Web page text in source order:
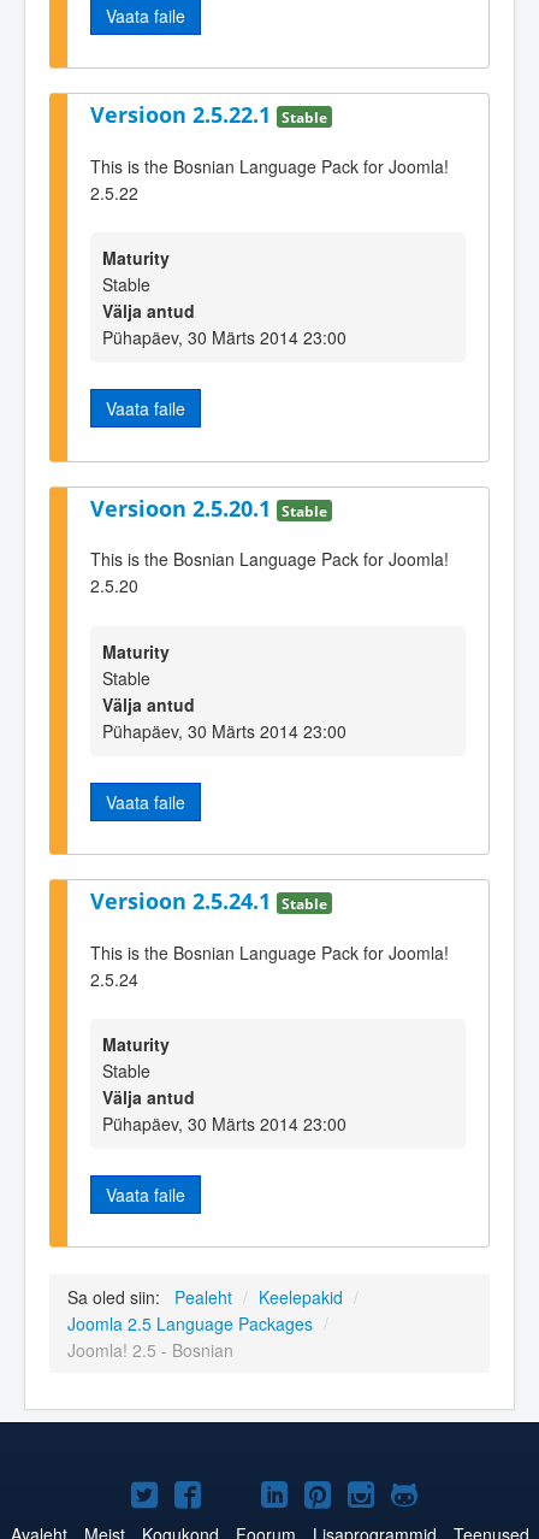
Vaata faile
Versioon 2.5.22.1 Stable
This is the Bosnian Language Pack for Joomla!
2.5.22
Maturity
Stable
Välja antud
Pühapäev, 30 Märts 2014 23:00
Vaata faile
Versioon 2.5.20.1 Stable
This is the Bosnian Language Pack for Joomla!
2.5.20
Maturity
Stable
Välja antud
Pühapäev, 30 Märts 2014 23:00
Vaata faile
Versioon 2.5.24.1 Stable
This is the Bosnian Language Pack for Joomla!
2.5.24
Maturity
Stable
Välja antud
Pühapäev, 30 Märts 2014 23:00
Vaata faile
Sa oled siin: Pealeht / Keelepakid /
Joomla 2.5 Language Packages /
Joomla! 2.5 - Bosnian
Joomla!Joomla!Joomla!
Joomla!Joomla!
Joomla!Joomla!